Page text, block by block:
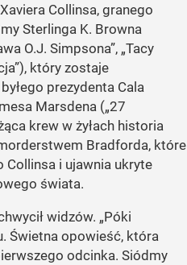
Collinsa, granego
Sterlinga K. Browna
O.J. Simpsona”, „Tacy
który zostaje
prezydenta Cala
Marsdena („27
krew w żyłach historia
Bradforda, które
Collinsa i ujawnia ukryte
świata.
widzów. „Póki
Świetna opowieść, która
odcinka. Siódmy